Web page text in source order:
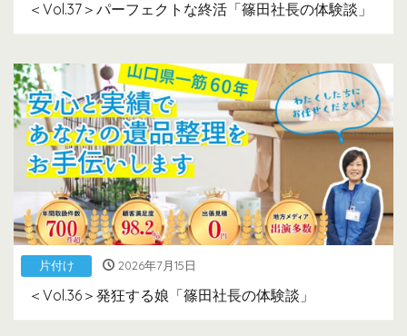
＜Vol.37＞パーフェクトな終活「篠田社長の体験談」
片付け 2026年7月15日
＜Vol.36＞発狂する娘「篠田社長の体験談」